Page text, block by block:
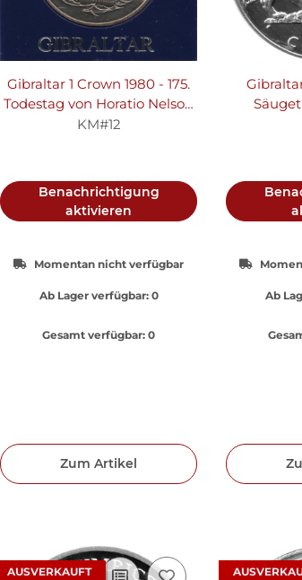
Gibraltar 1 Crown 1980 - 175.
Todestag von Horatio Nelson
- Ku-Ni
KM#12
Benachrichtigung
aktivieren
Momentan nicht verfügbar
Ab Lager verfügbar:0
Gesamt verfügbar: 0
Zum Artikel
Ab
AUSVERKAUFT